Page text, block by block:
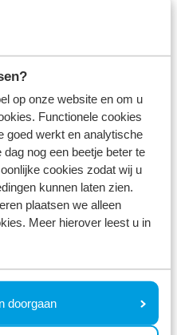
op onze website en om u
Functionele cookies
goed werkt en analytische
nog een beetje beter te
cookies zodat wij u
kunnen laten zien.
plaatsen we alleen
Meer hierover leest u in
doorgaan
voor gebruikt?